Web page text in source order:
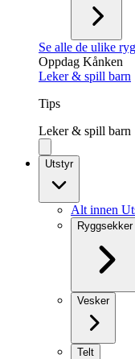
Se alle de ulike
Oppdag Kånken
Leker & spill barn
Tips
Leker & spill barn
Utstyr
Alt innen
Ryggsekker
Vesker
Telt